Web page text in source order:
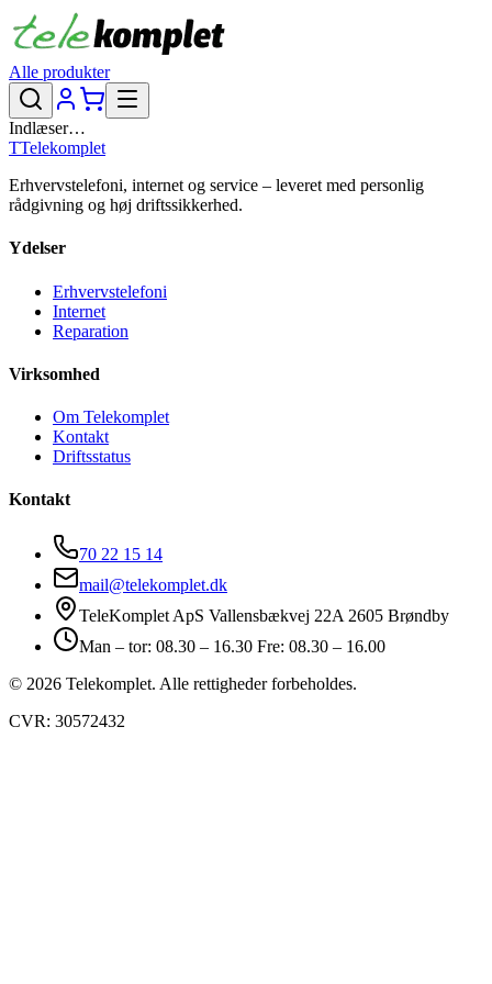
Alle produkter
Indlæser…
TTelekomplet
Erhvervstelefoni, internet og service – leveret med personlig
rådgivning og høj driftssikkerhed.
Ydelser
Erhvervstelefoni
Internet
Reparation
Virksomhed
Om Telekomplet
Kontakt
Driftsstatus
Kontakt
70 22 15 14
mail@telekomplet.dk
TeleKomplet ApS Vallensbækvej 22A 2605 Brøndby
Man – tor: 08.30 – 16.30 Fre: 08.30 – 16.00
© 2026 Telekomplet. Alle rettigheder forbeholdes.
CVR: 30572432